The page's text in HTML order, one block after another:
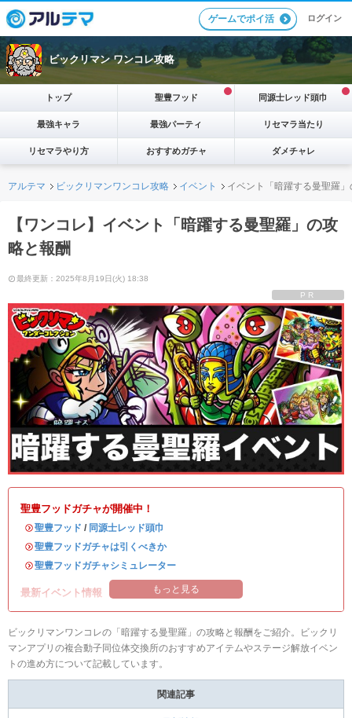
ゲームでポイ活 ログイン
ビックリマン ワンコレ攻略
トップ 聖豊フッド 同源士レッド頭巾
最強キャラ 最強パーティ リセマラ当たり
リセマラやり方 おすすめガチャ ダメチャレ
アルテマ ビックリマンワンコレ攻略 イベント イベント「暗躍する曼聖羅
【ワンコレ】イベント「暗躍する曼聖羅」の攻
略と報酬
最終更新：2025年8月19日(火) 18:38
PR
聖豊フッドガチャが開催中！
・聖豊フッド / 同源士レッド頭巾
・聖豊フッドガチャは引くべきか
・聖豊フッドガチャシミュレーター
最新イベント情報 もっと見る
ビックリマンワンコレの「暗躍する曼聖羅」の攻略と報酬をご紹介。ビックリ
マンアプリの複合動子同位体交換所のおすすめアイテムやステージ解放イベン
トの進め方について記載しています。
関連記事